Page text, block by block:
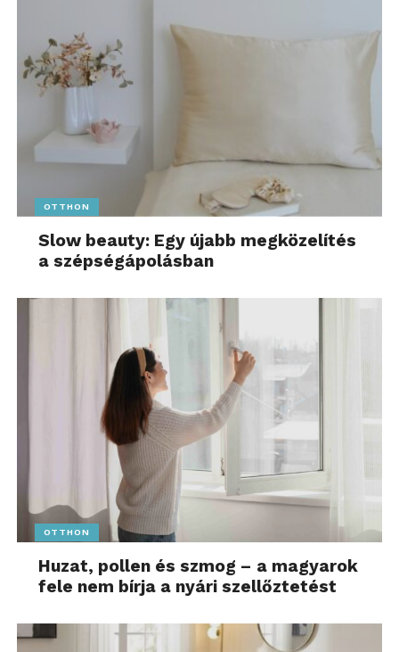
OTTHON
Slow beauty: Egy újabb megközelítés
a szépségápolásban
OTTHON
Huzat, pollen és szmog – a magyarok
fele nem bírja a nyári szellőztetést